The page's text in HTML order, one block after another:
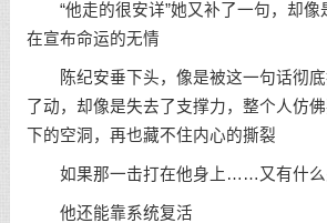
“他走的很安详”她又补了一句，却像
在宣布命运的无情
陈纪安垂下头，像是被这一句话彻底
了动，却像是失去了支撑力，整个人仿
下的空洞，再也藏不住内心的撕裂
如果那一击打在他身上……又有什么
他还能靠系统复活